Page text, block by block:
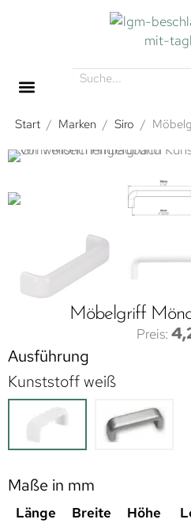
Start / Marken / Siro /
Möbelgriff
Ausführung
Kunststoff weiß
Maße in mm
Länge Breite Höhe